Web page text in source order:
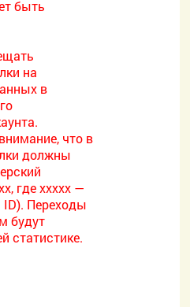
быть
на
в
что в
должны
где xxxxx —
ID). Переходы
будут
статистике.